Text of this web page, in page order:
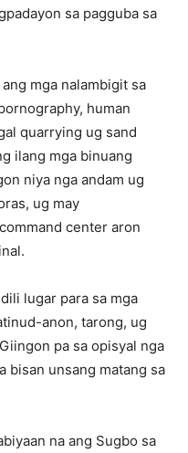
sa pagguba sa
mga nalambigit sa
human
quarrying ug sand
ilang mga binuang
niya nga andam ug
ug may
center aron
lugar para sa mga
anon, tarong, ug
pa sa opisyal nga
bisan unsang matang sa
na ang Sugbo sa